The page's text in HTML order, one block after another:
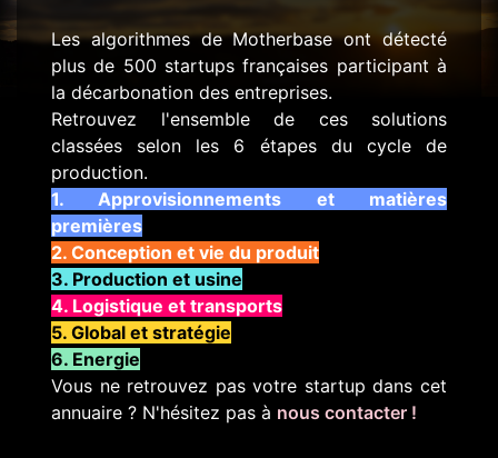
Les algorithmes de Motherbase ont détecté
plus de 500 startups françaises participant à
la décarbonation des entreprises.
Retrouvez l'ensemble de ces solutions
classées selon les 6 étapes du cycle de
production.
1. Approvisionnements et matières
premières
2. Conception et vie du produit
3. Production et usine
4. Logistique et transports
5. Global et stratégie
6. Energie
Vous ne retrouvez pas votre startup dans cet
annuaire ? N'hésitez pas à nous contacter !